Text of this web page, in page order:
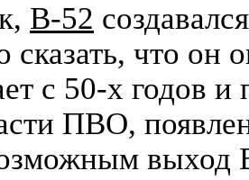
В-52
сказать, что он
с 50-х годов
ПВО,
выход